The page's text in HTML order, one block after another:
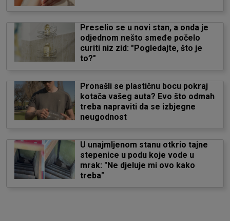
Preselio se u novi stan, a onda je
odjednom nešto smeđe počelo
curiti niz zid: "Pogledajte, što je
to?"
Pronašli se plastičnu bocu pokraj
kotača vašeg auta? Evo što odmah
treba napraviti da se izbjegne
neugodnost
U unajmljenom stanu otkrio tajne
stepenice u podu koje vode u
mrak: "Ne djeluje mi ovo kako
treba"